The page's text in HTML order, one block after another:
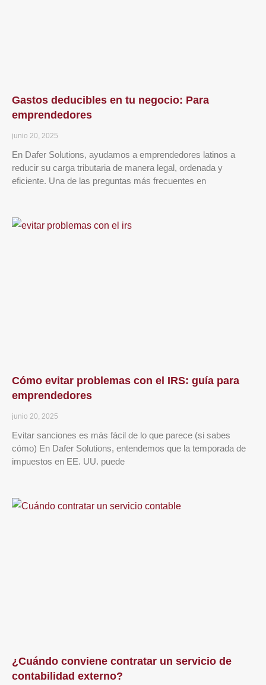
Gastos deducibles en tu negocio: Para
emprendedores
junio 20, 2025
En Dafer Solutions, ayudamos a emprendedores latinos a
reducir su carga tributaria de manera legal, ordenada y
eficiente. Una de las preguntas más frecuentes en
Cómo evitar problemas con el IRS: guía para
emprendedores
junio 20, 2025
Evitar sanciones es más fácil de lo que parece (si sabes
cómo) En Dafer Solutions, entendemos que la temporada de
impuestos en EE. UU. puede
¿Cuándo conviene contratar un servicio de
contabilidad externo?